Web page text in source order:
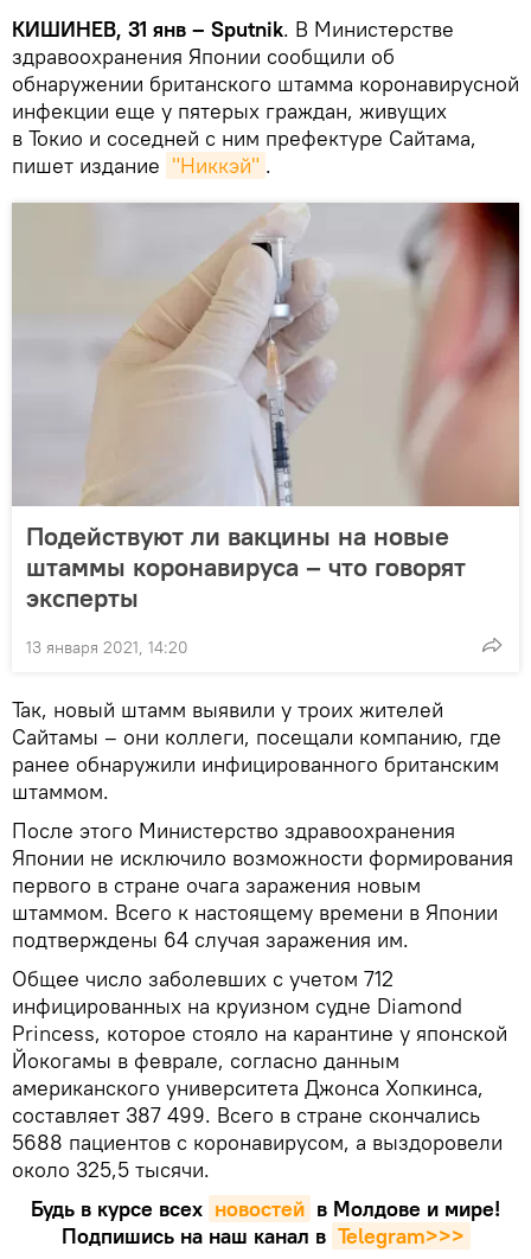
КИШИНЕВ, 31 янв – Sputnik. В Министерстве
здравоохранения Японии сообщили об
обнаружении британского штамма коронавирусной
инфекции еще у пятерых граждан, живущих
в Токио и соседней с ним префектуре Сайтама,
пишет издание "Никкэй" .
Подействуют ли вакцины на новые
штаммы коронавируса – что говорят
эксперты
13 января 2021, 14:20
Так, новый штамм выявили у троих жителей
Сайтамы – они коллеги, посещали компанию, где
ранее обнаружили инфицированного британским
штаммом.
После этого Министерство здравоохранения
Японии не исключило возможности формирования
первого в стране очага заражения новым
штаммом. Всего к настоящему времени в Японии
подтверждены 64 случая заражения им.
Общее число заболевших с учетом 712
инфицированных на круизном судне Diamond
Princess, которое стояло на карантине у японской
Йокогамы в феврале, согласно данным
американского университета Джонса Хопкинса,
составляет 387 499. Всего в стране скончались
5688 пациентов с коронавирусом, а выздоровели
около 325,5 тысячи.
Будь в курсе всех новостей в Молдове и мире!
Подпишись на наш канал в Telegram>>>